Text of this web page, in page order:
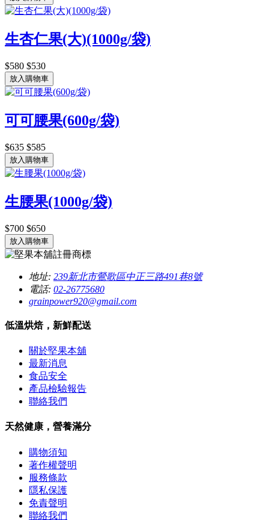
生杏仁果(大)(1000g/袋)
$580 $530
放入購物車
可可腰果(600g/袋)
$635 $585
放入購物車
生腰果(1000g/袋)
$700 $650
放入購物車
地址: 239新北市鶯歌區中正三路491巷8號
電話: 02-26775680
grainpower920@gmail.com
低溫烘焙，新鮮配送
關於堅果本舖
最新消息
食品安全
產品檢驗報告
聯絡我們
天然健康，營養滿分
購物須知
著作權聲明
服務條款
隱私保護
免責聲明
聯絡我們